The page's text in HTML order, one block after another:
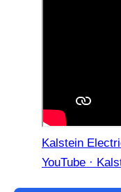
Kalstein
YouTube ·